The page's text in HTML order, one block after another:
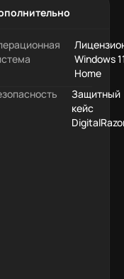
Windows
Home
Защитный
кейс